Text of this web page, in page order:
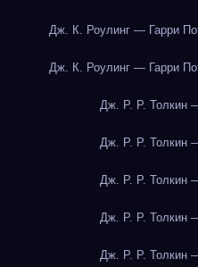
Дж. К. Роулинг — Гарри
Дж. К. Роулинг — Гарри
Дж. Р. Р. Толкин
Дж. Р. Р. Толкин
Дж. Р. Р. Толкин
Дж. Р. Р. Толкин
Дж. Р. Р. Толкин